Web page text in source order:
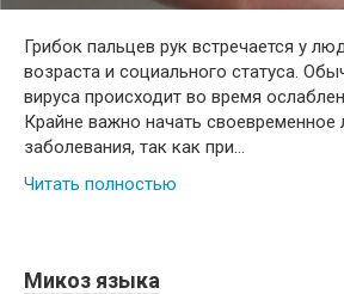
Грибок пальцев рук встречается у
возраста и социального статуса.
вируса происходит во время
Крайне важно начать своевременное
заболевания, так как при…
Читать полностью
Микоз языка